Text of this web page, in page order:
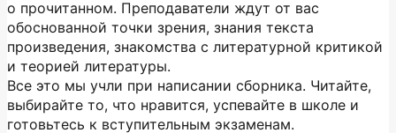
о прочитанном. Преподаватели ждут от вас
обоснованной точки зрения, знания текста
произведения, знакомства с литературной критикой
и теорией литературы.
Все это мы учли при написании сборника. Читайте,
выбирайте то, что нравится, успевайте в школе и
готовьтесь к вступительным экзаменам.